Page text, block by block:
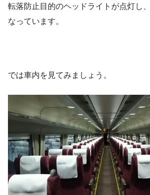
転落防止目的のヘッドライトが点灯し
なっています。
では車内を見てみましょう。